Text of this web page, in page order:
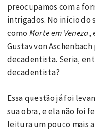
preocupamos com a
intrigados. No início do
como Morte em Veneza,
Gustav von
decadentista. Seria,
decadentista?
Essa questão já foi
sua obra, e ela não foi
leitura um pouco mais